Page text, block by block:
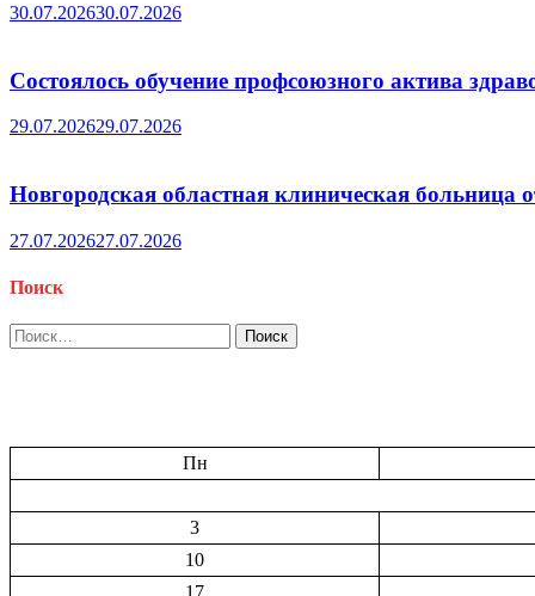
30.07.202630.07.2026
Состоялось обучение профсоюзного актива
29.07.202629.07.2026
Новгородская областная клиническая больница
27.07.202627.07.2026
Поиск
Найти:
Пн
3
10